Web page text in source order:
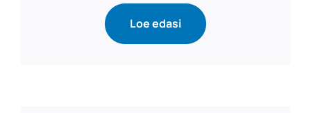
Loe edasi